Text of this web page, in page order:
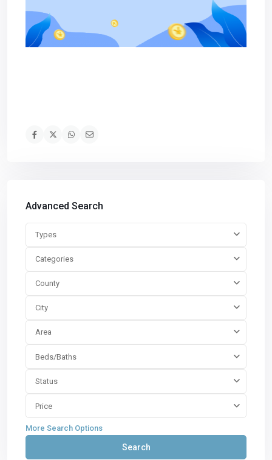
Advanced Search
Types
Categories
County
City
Area
Beds/Baths
Status
Price
More Search Options
Search